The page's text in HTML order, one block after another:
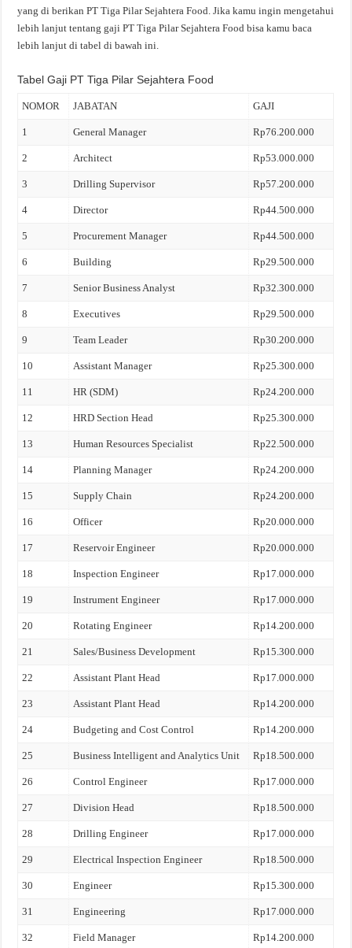
yang di berikan PT Tiga Pilar Sejahtera Food. Jika kamu ingin mengetahui
lebih lanjut tentang gaji PT Tiga Pilar Sejahtera Food bisa kamu baca
lebih lanjut di tabel di bawah ini.
Tabel Gaji PT Tiga Pilar Sejahtera Food
NOMOR JABATAN GAJI
1 General Manager Rp76.200.000
2 Architect Rp53.000.000
3 Drilling Supervisor Rp57.200.000
4 Director Rp44.500.000
5 Procurement Manager Rp44.500.000
6 Building Rp29.500.000
7 Senior Business Analyst Rp32.300.000
8 Executives Rp29.500.000
9 Team Leader Rp30.200.000
10 Assistant Manager Rp25.300.000
11 HR (SDM) Rp24.200.000
12 HRD Section Head Rp25.300.000
13 Human Resources Specialist Rp22.500.000
14 Planning Manager Rp24.200.000
15 Supply Chain Rp24.200.000
16 Officer Rp20.000.000
17 Reservoir Engineer Rp20.000.000
18 Inspection Engineer Rp17.000.000
19 Instrument Engineer Rp17.000.000
20 Rotating Engineer Rp14.200.000
21 Sales/Business Development Rp15.300.000
22 Assistant Plant Head Rp17.000.000
23 Assistant Plant Head Rp14.200.000
24 Budgeting and Cost Control Rp14.200.000
25 Business Intelligent and Analytics Unit Rp18.500.000
26 Control Engineer Rp17.000.000
27 Division Head Rp18.500.000
28 Drilling Engineer Rp17.000.000
29 Electrical Inspection Engineer Rp18.500.000
30 Engineer Rp15.300.000
31 Engineering Rp17.000.000
32 Field Manager Rp14.200.000